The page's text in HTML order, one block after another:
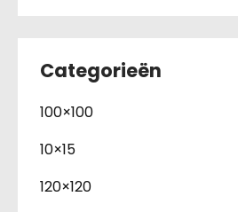
Categorieën
100×100
10×15
120×120